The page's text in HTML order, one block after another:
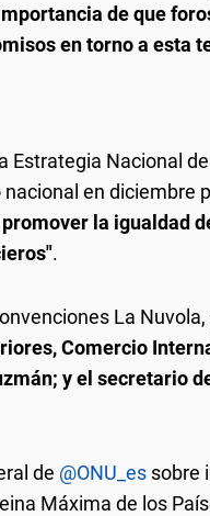
de que
en torno a esta
Estrategia Nacional
en diciembre
la igualdad
.
La Nuvola,
Comercio
y el secretario
de @ONU_es sobre
Máxima de los